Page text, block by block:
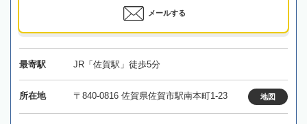
メールする
最寄駅 JR「佐賀駅」徒歩5分
所在地 〒840-0816 佐賀県佐賀市駅南本町1-23 地図